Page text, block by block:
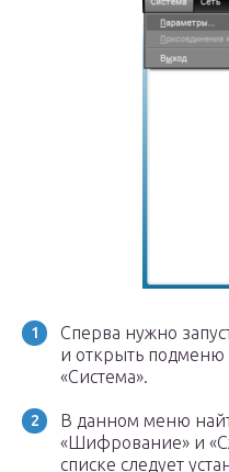
Сперва нужно
и открыть подменю
«Система».
В данном меню
«Шифрование» и
списке следует